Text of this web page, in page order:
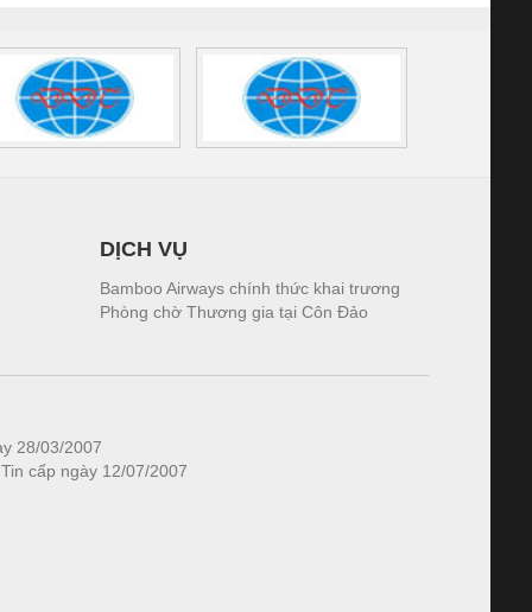
DỊCH VỤ
Bamboo Airways chính thức khai trương
Phòng chờ Thương gia tại Côn Đảo
28/03/2007
cấp ngày 12/07/2007